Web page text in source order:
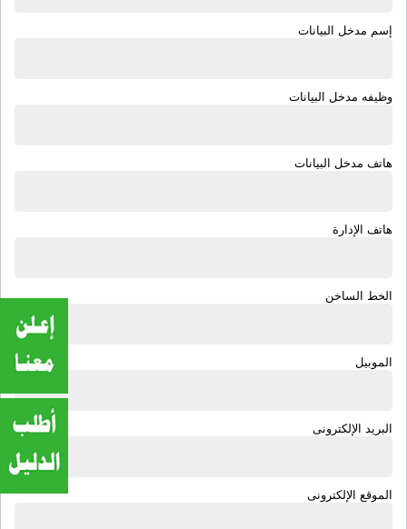
إسم مدخل البيانات
وظيفه مدخل البيانات
هاتف مدخل البيانات
هاتف الإدارة
الخط الساخن
الموبيل
البريد الإلكترونى
الموقع الإلكترونى